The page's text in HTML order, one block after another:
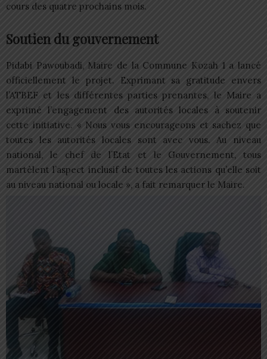
cours des quatre prochains mois.
Soutien du gouvernement
Pidabi Pawoubadi, Maire de la Commune Kozah 1 a lancé
officiellement le projet. Exprimant sa gratitude envers
l’ATBEF et les différentes parties prenantes, le Maire a
exprimé l’engagement des autorités locales à soutenir
cette initiative. « Nous vous encourageons et sachez que
toutes les autorités locales sont avec vous. Au niveau
national, le chef de l’Etat et le Gouvernement, tous
martèlent l’aspect inclusif de toutes les actions qu’elle soit
au niveau national ou locale », a fait remarquer le Maire.